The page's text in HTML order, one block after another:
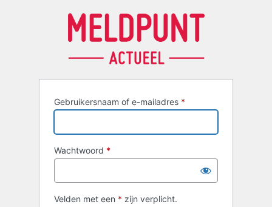
Gebruikersnaam of e-mailadres *
Wachtwoord *
Velden met een * zijn verplicht.